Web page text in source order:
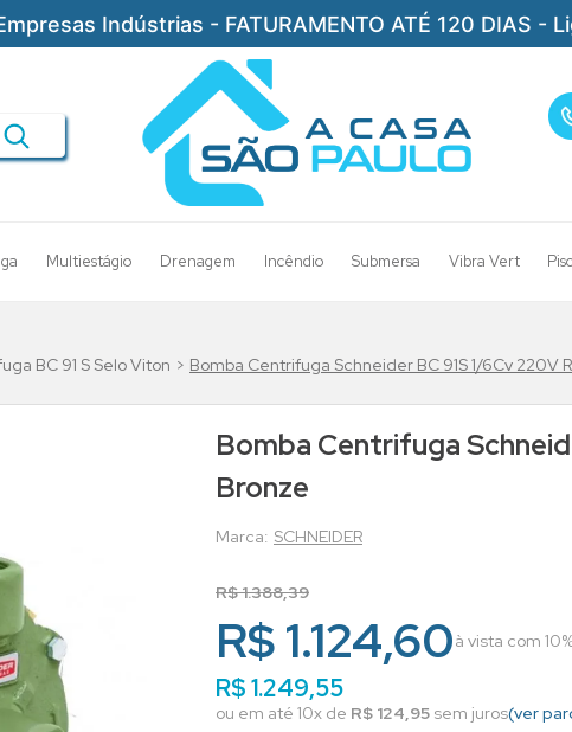
Indústrias - FATURAMENTO ATÉ 120 DIAS -
Multiestágio Drenagem Incêndio Submersa Vibra Vert
BC 91 S Selo Viton Bomba Centrifuga Schneider BC 91S 1/6Cv 220V
Bomba Centrifuga
Bronze
SCHNEIDER
R$1.388,39
R$ 1.124,60à vista com
R$1.249,55
ou em até 10x de R$ 124,95 sem juros(ver